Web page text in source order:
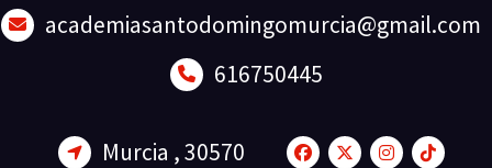
Saltar
al
academiasantodomingomurcia@gmail.com
616750445
Murcia , 30570